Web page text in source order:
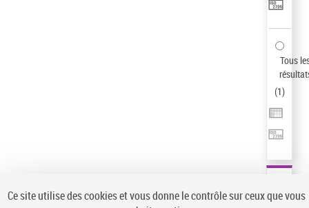
Tous
(1)
Ce site utilise des cookies et vous donne le contrôle sur ceux que vous